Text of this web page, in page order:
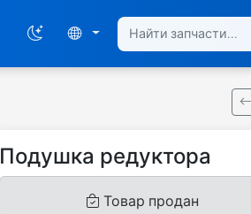
Подушка редуктора
Товар продан